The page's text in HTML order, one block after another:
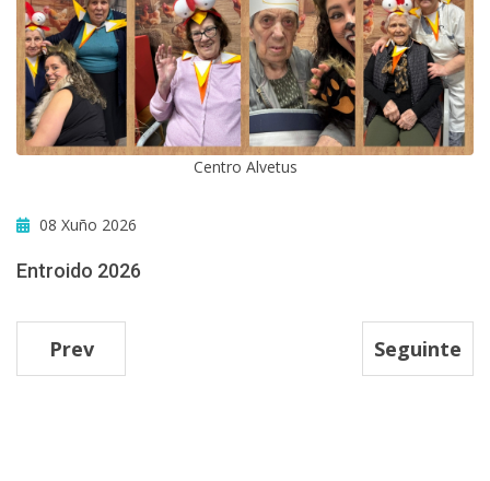
Centro Alvetus
08 Xuño 2026
Entroido 2026
Prev Seguinte